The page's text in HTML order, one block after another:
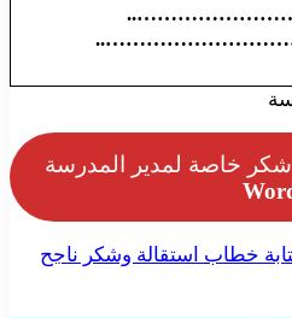
……………………..
…………………………..
خاصة لمدير المدرسة
خطاب استقالة وشكر ناجح